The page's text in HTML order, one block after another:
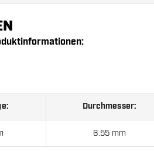
Durchmesser:
6.55 mm